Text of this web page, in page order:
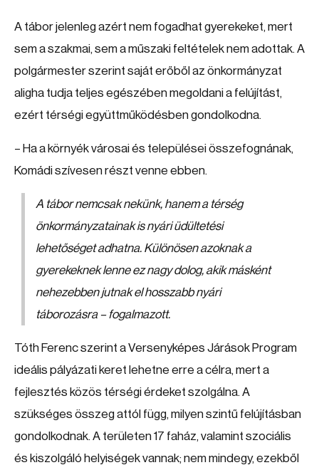
A tábor jelenleg azért nem fogadhat gyerekeket, mert
sem a szakmai, sem a műszaki feltételek nem adottak. A
polgármester szerint saját erőből az önkormányzat
aligha tudja teljes egészében megoldani a felújítást,
ezért térségi együttműködésben gondolkodna.
– Ha a környék városai és települései összefognának,
Komádi szívesen részt venne ebben.
A tábor nemcsak nekünk, hanem a térség
önkormányzatainak is nyári üdültetési
lehetőséget adhatna. Különösen azoknak a
gyerekeknek lenne ez nagy dolog, akik másként
nehezebben jutnak el hosszabb nyári
táborozásra – fogalmazott.
Tóth Ferenc szerint a Versenyképes Járások Program
ideális pályázati keret lehetne erre a célra, mert a
fejlesztés közös térségi érdeket szolgálna. A
szükséges összeg attól függ, milyen szintű felújításban
gondolkodnak. A területen 17 faház, valamint szociális
és kiszolgáló helyiségek vannak; nem mindegy, ezekből